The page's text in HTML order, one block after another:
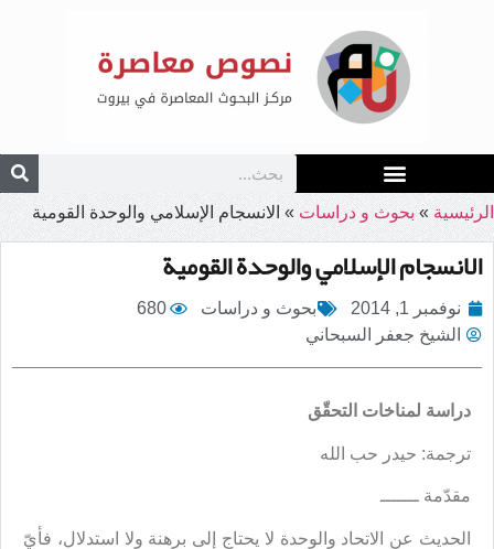
الرئيسية » بحوث و دراسات » الانسجام الإسلامي والوحدة القومية
الانسجام الإسلامي والوحدة القومية
نوفمبر 1, 2014 بحوث و دراسات
680
الشيخ جعفر السبحاني
دراسة لمناخات التحقّق
ترجمة: حيدر حب الله
مقدّمة ـــــــ
الحديث عن الاتحاد والوحدة لا يحتاج إلى برهنة ولا استدلال، فأيّ